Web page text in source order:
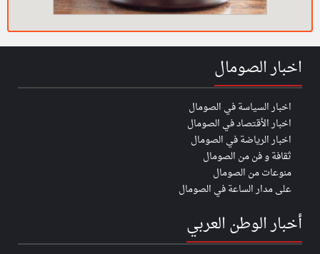
اخبار الصومال
اخبار السياسة في الصومال
اخبار الأقتصاد في الصومال
اخبار الرياضة في الصومال
ثقافة و فن من الصومال
منوعات من الصومال
على مدار الساعة في الصومال
أخبار الوطن العربي